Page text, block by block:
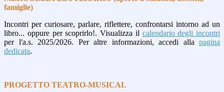
famiglie)
Incontri per curiosare, parlare, riflettere, confrontarsi intorno ad un
libro... oppure per scoprirlo!. Visualizza il calendario degli incontri
per l'a.s. 2025/2026. Per altre informazioni, accedi alla pagina
dedicata.
PROGETTO TEATRO-MUSICAL